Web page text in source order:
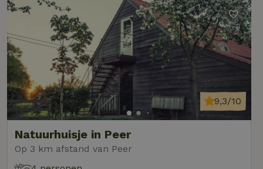
Natuurhuisje in Peer
Op 3 km afstand van Peer
9,3/10